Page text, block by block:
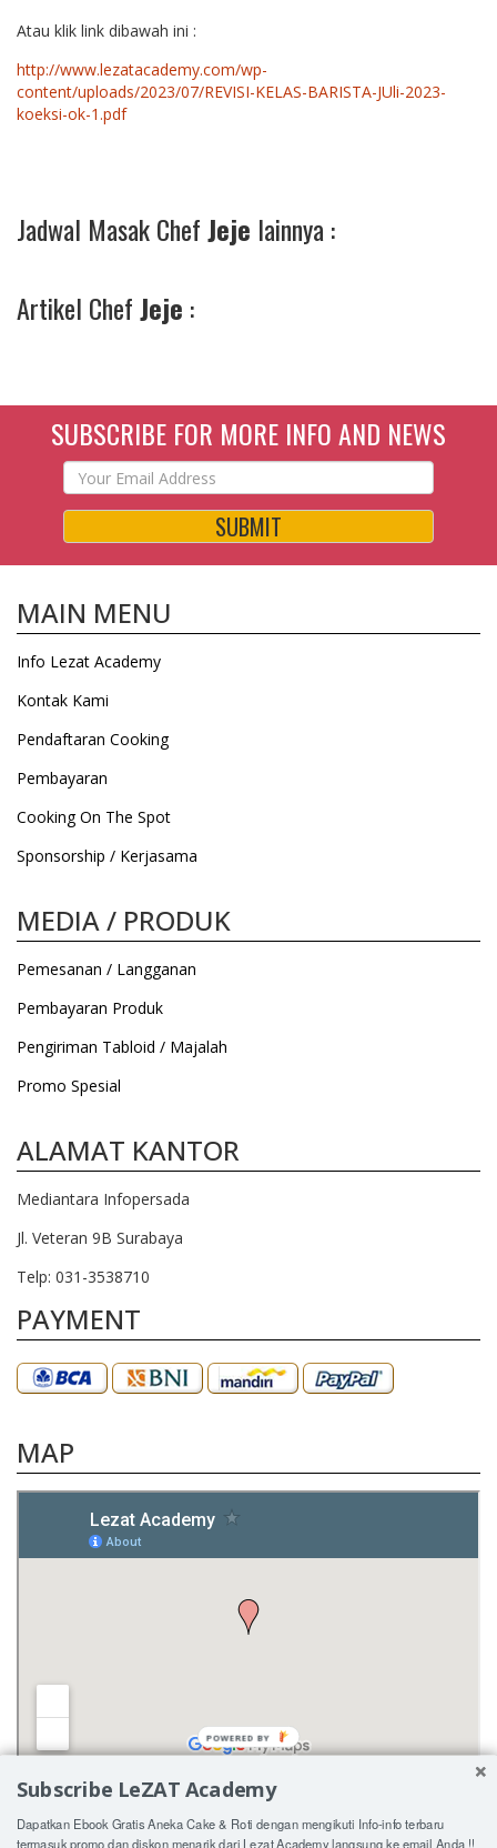
Atau klik link dibawah ini :
http://www.lezatacademy.com/wp-
content/uploads/2023/07/REVISI-KELAS-BARISTA-JUli-2023-
koeksi-ok-1.pdf
Jadwal Masak ChefJeje lainnya :
Artikel ChefJeje :
SUBSCRIBE FOR MORE INFO AND NEWS
SUBMIT
MAIN MENU
Info Lezat Academy
Kontak Kami
Pendaftaran Cooking
Pembayaran
Cooking On The Spot
Sponsorship / Kerjasama
MEDIA / PRODUK
Pemesanan / Langganan
Pembayaran Produk
Pengiriman Tabloid / Majalah
Promo Spesial
ALAMAT KANTOR
Mediantara Infopersada
Jl. Veteran 9B Surabaya
Telp: 031-3538710
PAYMENT
MAP
Subscribe LeZAT Academy
Dapatkan Ebook Gratis Aneka Cake & Roti dengan mengikuti Info-info terbaru
termasuk promo dan diskon menarik dari Lezat Academy langsung ke email Anda !!
POWERED BY